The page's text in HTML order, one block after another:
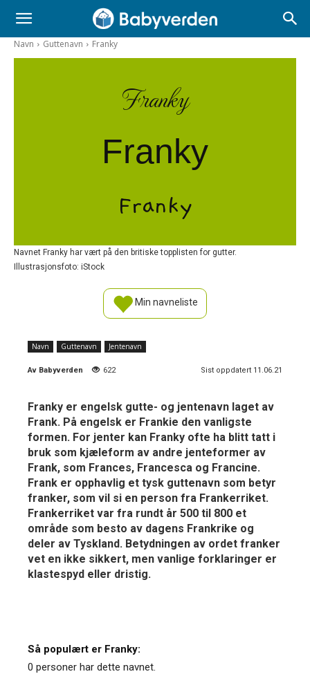
Navn Guttenavn Franky
Franky
Franky
Franky
Navnet Franky har vært på den britiske topplisten for gutter.
Illustrasjonsfoto: iStock
Min navneliste
Navn Guttenavn Jentenavn
Av Babyverden 622 Sist oppdatert 11.06.21
Franky er engelsk gutte- og jentenavn laget av
Frank. På engelsk er Frankie den vanligste
formen. For jenter kan Franky ofte ha blitt tatt i
bruk som kjæleform av andre jenteformer av
Frank, som Frances, Francesca og Francine.
Frank er opphavlig et tysk guttenavn som betyr
franker, som vil si en person fra Frankerriket.
Frankerriket var fra rundt år 500 til 800 et
område som besto av dagens Frankrike og
deler av Tyskland. Betydningen av ordet franker
vet en ikke sikkert, men vanlige forklaringer er
klastespyd eller dristig.
Så populært er Franky:
0 personer har dette navnet.